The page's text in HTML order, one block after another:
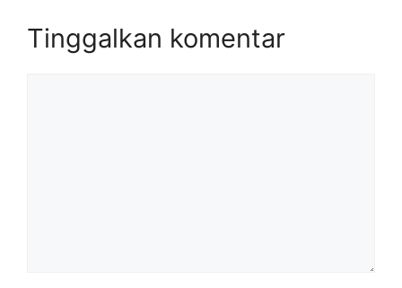
Tinggalkan komentar